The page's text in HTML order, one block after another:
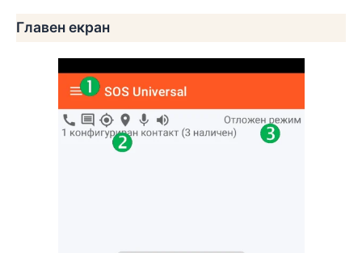
Главен екран